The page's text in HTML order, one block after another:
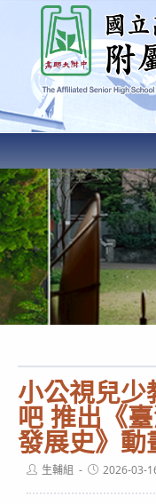
內
容
國立高雄師範大學附
High School of
AFFILIATED
小公視兒
吧 推出《
發展史》動
Post生輔組
Post2026-03-